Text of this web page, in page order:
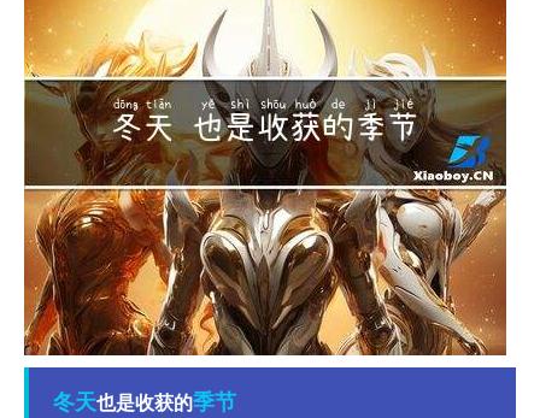
冬天也是收获的季节